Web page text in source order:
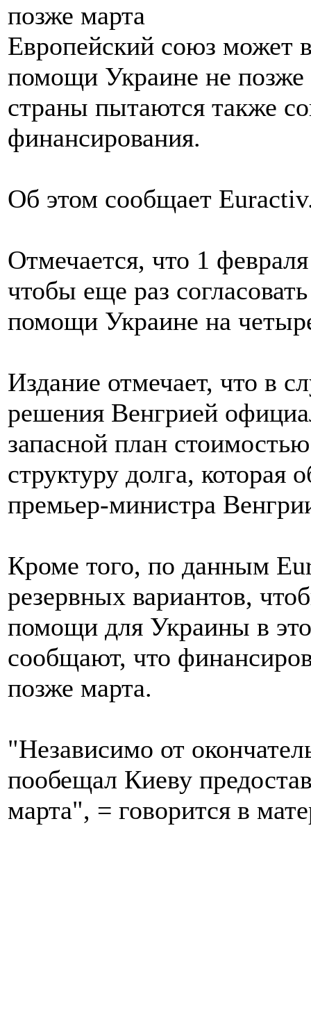
Европейский союз может
помощи Украине не позже
страны пытаются также
финансирования.
Об этом сообщает
Отмечается, что 1
чтобы еще раз
помощи Украине на
Издание отмечает, что в
решения Венгрией
запасной план
структуру долга, которая
премьер-министра
Кроме того, по данным
резервных вариантов,
помощи для Украины в
сообщают, что
позже марта.
"Независимо от
пообещал Киеву
марта", = говорится в